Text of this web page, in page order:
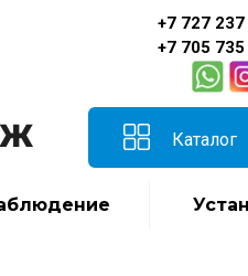
+7 727
+7 705
Каталог